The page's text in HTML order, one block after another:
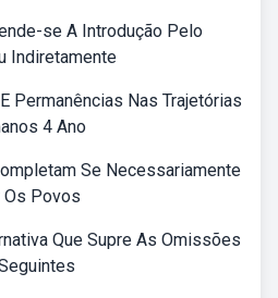
se A Introdução Pelo
Indiretamente
Permanências Nas Trajetórias
4 Ano
Se Necessariamente
Os Povos
Que Supre As Omissões